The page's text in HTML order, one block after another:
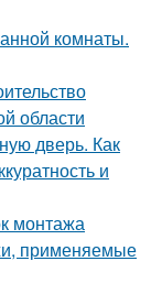
комнаты.
области
дверь. Как
и
монтажа
применяемые